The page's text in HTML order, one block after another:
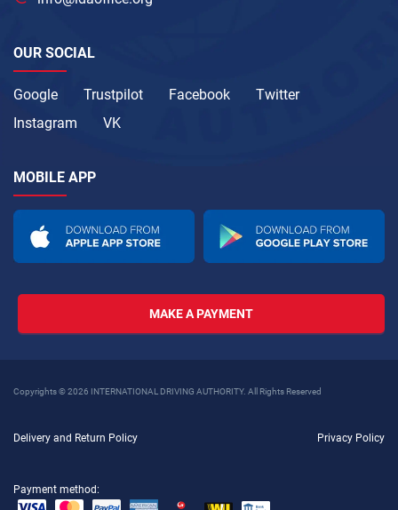
OUR SOCIAL
Google Trustpilot Facebook
Twitter
Instagram
VK
MOBILE APP
MAKE A PAYMENT
Copyrights © 2026 INTERNATIONAL DRIVING AUTHORITY. All Rights Reserved
Delivery and Return Policy Privacy Policy
Payment method: